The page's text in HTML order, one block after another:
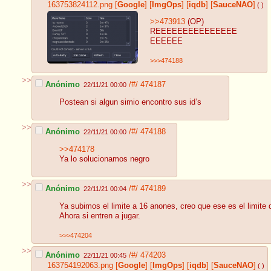
163753824112.png [Google] [ ImgOps] [iqdb] [SauceNAO] ( )
>>473913 (OP)
REEEEEEEEEEEEEEE
EEEEEE
>>>474188
>> Anónimo 22/11/21 00:00 /#/ 474187
Postean si algun simio encontro sus id’s
>> Anónimo 22/11/21 00:00 /#/ 474188
>>474178
Ya lo solucionamos negro
>> Anónimo 22/11/21 00:04 /#/ 474189
Ya subimos el limite a 16 anones, creo que ese es el limite
Ahora si entren a jugar.
>>>474204
>> Anónimo 22/11/21 00:45 /#/ 474203
163754192063.png [Google] [ ImgOps] [iqdb] [SauceNAO] ( )